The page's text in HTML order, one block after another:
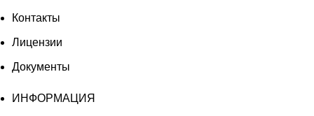
Контакты
Лицензии
Документы
ИНФОРМАЦИЯ